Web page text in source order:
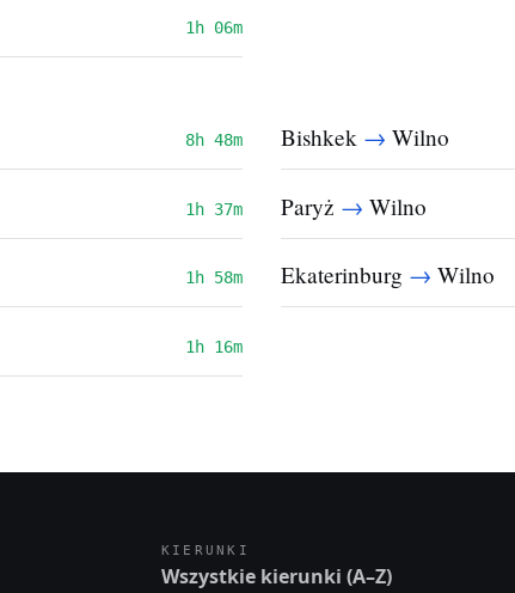
1h 06m
8h 48m Bishkek → Wilno
1h 37m Paryż → Wilno
1h 58m Ekaterinburg → Wilno
1h 16m
KIERUNKI
Wszystkie kierunki (A–Z)